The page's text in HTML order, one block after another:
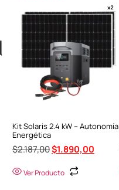
Kit Solaris 2.4 kW – Autonomía
Energética
$2.187,00$1.890,00
Ver Producto